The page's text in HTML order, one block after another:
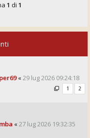
1 di 1
«29 lug 2026 09:24:18
1 2
«27 lug 2026 19:32:35